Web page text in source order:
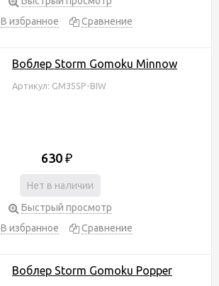
В избранное
Сравнение
Воблер Storm Gomoku Minnow
Артикул: GM35SP-BIW
630 ₽
Нет в наличии
Быстрый просмотр
В избранное
Сравнение
Воблер Storm Gomoku Popper